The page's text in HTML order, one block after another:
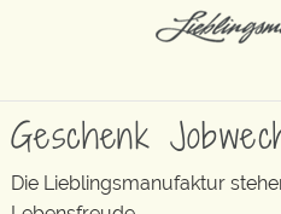
Geschenk
Die Lieblingsmanufaktur